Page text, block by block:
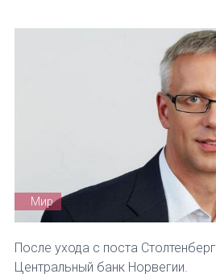
Мир
После ухода с поста
Центральный банк Норвегии.